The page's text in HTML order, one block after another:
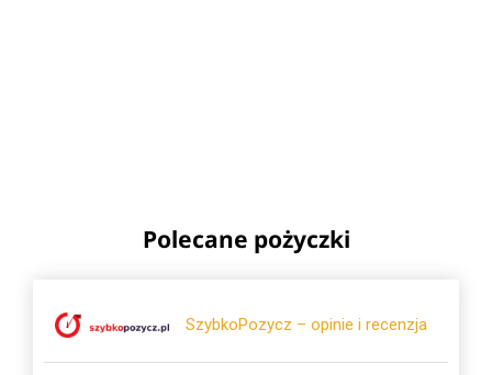
Polecane pożyczki
SzybkoPozycz – opinie i recenzja